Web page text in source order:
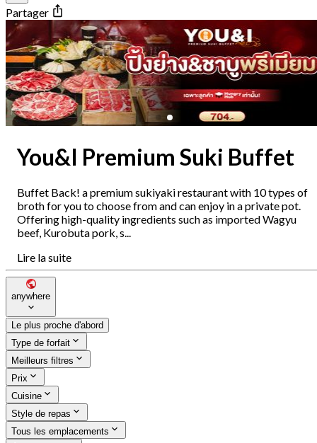
Partager
You&I Premium Suki Buffet
Buffet Back! a premium sukiyaki restaurant with 10 types of
broth for you to choose from and can enjoy in a private pot.
Offering high-quality ingredients such as imported Wagyu
beef, Kurobuta pork, s...
Lire la suite
anywhere
Le plus proche d'abord
Type de forfait
Meilleurs filtres
Prix
Cuisine
Style de repas
Tous les emplacements